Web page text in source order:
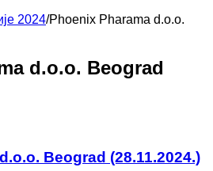
2024/Phoenix Pharama d.o.o.
d.o.o. Beograd
Beograd (28.11.2024.)